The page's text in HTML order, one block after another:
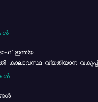
ഇന്ത്യ
കാലാവസ്ഥ വ്യതിയാന വകുപ്പ്